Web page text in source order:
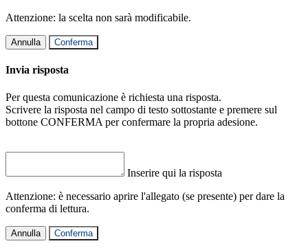
Attenzione: la scelta non sarà modificabile.
Annulla Conferma
Invia risposta
Per questa comunicazione è richiesta una risposta.
Scrivere la risposta nel campo di testo sottostante e premere sul
bottone CONFERMA per confermare la propria adesione.
Inserire qui la risposta
Attenzione: è necessario aprire l'allegato (se presente) per dare la
conferma di lettura.
Annulla Conferma